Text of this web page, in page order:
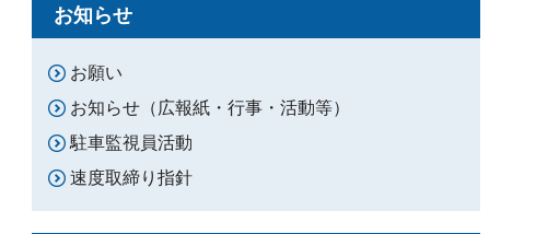
お知らせ
お願い
お知らせ（広報紙・行事・活動等）
駐車監視員活動
速度取締り指針